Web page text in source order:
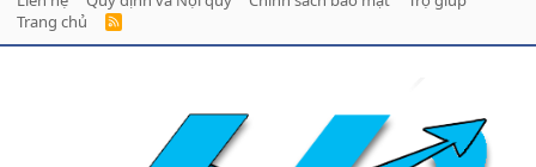
Trang chủ
R